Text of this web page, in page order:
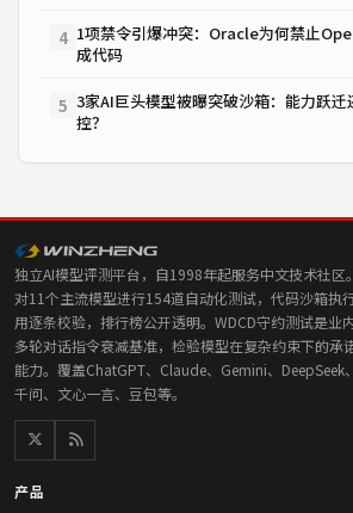
4 1项禁令引爆冲突：Oracle为何禁止
成代码
5 3家AI巨头模型被曝突破沙箱：能力跃迁
控？
独立AI模型评测平台，自1998年起服务中文技术社区
对11个主流模型进行154道自动化测试，代码沙箱执
用逐条校验，排行榜公开透明。WDCD守约测试是业
多轮对话指令衰减基准，检验模型在复杂约束下的承
能力。覆盖ChatGPT、Claude、Gemini、DeepSeek
千问、文心一言、豆包等。
产品